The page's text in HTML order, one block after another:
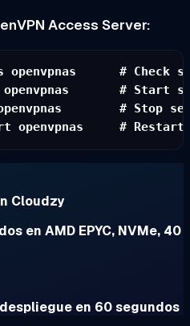
Access Server:
openvpnas      #
# Start
# Stop
Cloudzy
en AMD EPYC, NVMe, 40
despliegue en 60 segundos